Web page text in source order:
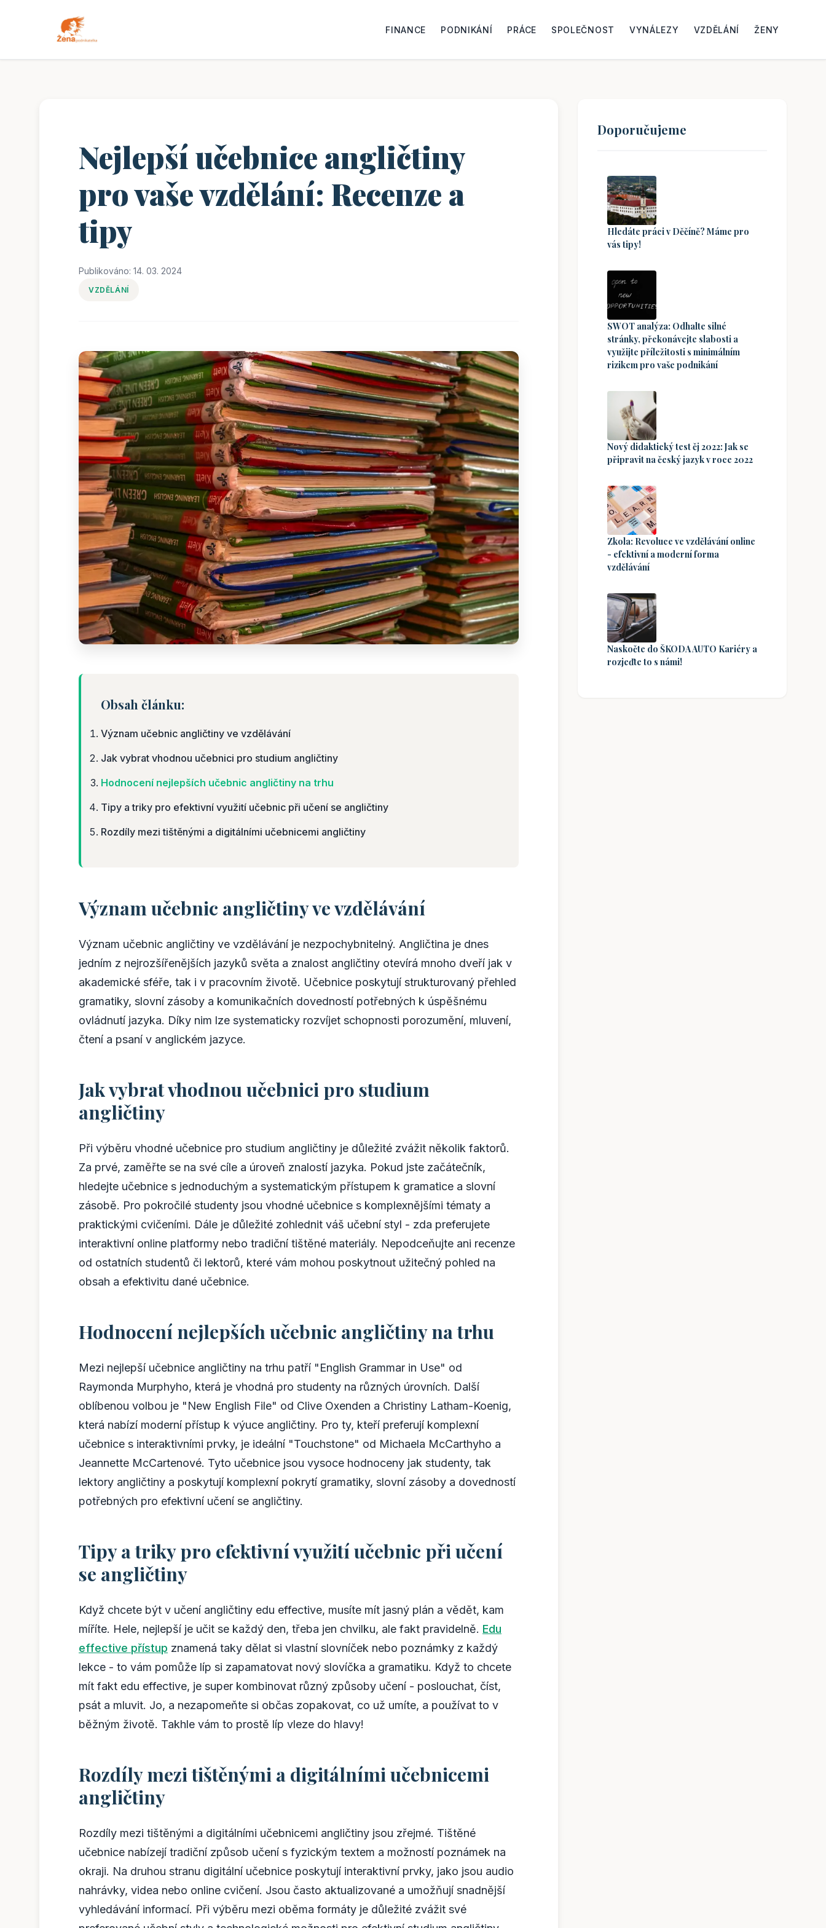
FINANCE PODNIKÁNÍ PRÁCE SPOLEČNOST VYNÁLEZY VZDĚLÁNÍ ŽENY
Nejlepší učebnice angličtiny
pro vaše vzdělání: Recenze a
tipy
Publikováno: 14. 03. 2024
VZDĚLÁNÍ
Obsah článku:
Význam učebnic angličtiny ve vzdělávání
Jak vybrat vhodnou učebnici pro studium angličtiny
Hodnocení nejlepších učebnic angličtiny na trhu
Tipy a triky pro efektivní využití učebnic při učení se angličtiny
Rozdíly mezi tištěnými a digitálními učebnicemi angličtiny
Význam učebnic angličtiny ve vzdělávání
Význam učebnic angličtiny ve vzdělávání je nezpochybnitelný. Angličtina je dnes
jedním z nejrozšířenějších jazyků světa a znalost angličtiny otevírá mnoho dveří jak v
akademické sféře, tak i v pracovním životě. Učebnice poskytují strukturovaný přehled
gramatiky, slovní zásoby a komunikačních dovedností potřebných k úspěšnému
ovládnutí jazyka. Díky nim lze systematicky rozvíjet schopnosti porozumění, mluvení,
čtení a psaní v anglickém jazyce.
Jak vybrat vhodnou učebnici pro studium
angličtiny
Při výběru vhodné učebnice pro studium angličtiny je důležité zvážit několik faktorů.
Za prvé, zaměřte se na své cíle a úroveň znalostí jazyka. Pokud jste začátečník,
hledejte učebnice s jednoduchým a systematickým přístupem k gramatice a slovní
zásobě. Pro pokročilé studenty jsou vhodné učebnice s komplexnějšími tématy a
praktickými cvičeními. Dále je důležité zohlednit váš učební styl - zda preferujete
interaktivní online platformy nebo tradiční tištěné materiály. Nepodceňujte ani recenze
od ostatních studentů či lektorů, které vám mohou poskytnout užitečný pohled na
obsah a efektivitu dané učebnice.
Hodnocení nejlepších učebnic angličtiny na trhu
Mezi nejlepší učebnice angličtiny na trhu patří "English Grammar in Use" od
Raymonda Murphyho, která je vhodná pro studenty na různých úrovních. Další
oblíbenou volbou je "New English File" od Clive Oxenden a Christiny Latham-Koenig,
která nabízí moderní přístup k výuce angličtiny. Pro ty, kteří preferují komplexní
učebnice s interaktivními prvky, je ideální "Touchstone" od Michaela McCarthyho a
Jeannette McCartenové. Tyto učebnice jsou vysoce hodnoceny jak studenty, tak
lektory angličtiny a poskytují komplexní pokrytí gramatiky, slovní zásoby a dovedností
potřebných pro efektivní učení se angličtiny.
Tipy a triky pro efektivní využití učebnic při učení
se angličtiny
Když chcete být v učení angličtiny edu effective, musíte mít jasný plán a vědět, kam
míříte. Hele, nejlepší je učit se každý den, třeba jen chvilku, ale fakt pravidelně. Edu
effective přístup znamená taky dělat si vlastní slovníček nebo poznámky z každý
lekce - to vám pomůže líp si zapamatovat nový slovíčka a gramatiku. Když to chcete
mít fakt edu effective, je super kombinovat různý způsoby učení - poslouchat, číst,
psát a mluvit. Jo, a nezapomeňte si občas zopakovat, co už umíte, a používat to v
běžným životě. Takhle vám to prostě líp vleze do hlavy!
Rozdíly mezi tištěnými a digitálními učebnicemi
angličtiny
Rozdíly mezi tištěnými a digitálními učebnicemi angličtiny jsou zřejmé. Tištěné
učebnice nabízejí tradiční způsob učení s fyzickým textem a možností poznámek na
okraji. Na druhou stranu digitální učebnice poskytují interaktivní prvky, jako jsou audio
nahrávky, videa nebo online cvičení. Jsou často aktualizované a umožňují snadnější
vyhledávání informací. Při výběru mezi oběma formáty je důležité zvážit své
Doporučujeme
Hledáte práci v Děčíně? Máme pro
vás tipy!
SWOT analýza: Odhalte silné
stránky, překonávejte slabosti a
využijte příležitosti s minimálním
rizikem pro vaše podnikání
Nový didaktický test čj 2022: Jak se
připravit na český jazyk v roce 2022
Zkola: Revoluce ve vzdělávání online
- efektivní a moderní forma
vzdělávání
Naskočte do ŠKODA AUTO Kariéry a
rozjeďte to s námi!